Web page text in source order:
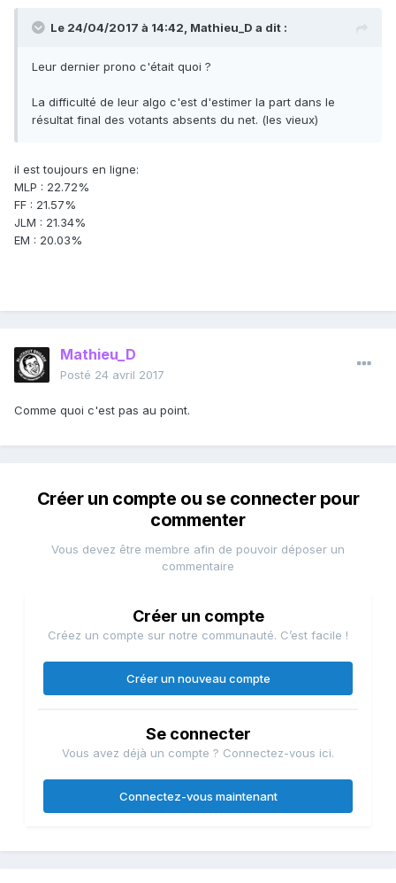
Le 24/04/2017 à 14:42, Mathieu_D a dit :
Leur dernier prono c'était quoi ?
La difficulté de leur algo c'est d'estimer la part dans le
résultat final des votants absents du net. (les vieux)
il est toujours en ligne:
MLP : 22.72%
FF : 21.57%
JLM : 21.34%
EM : 20.03%
Mathieu_D
Posté 24 avril 2017
Comme quoi c'est pas au point.
Créer un compte ou se connecter pour
commenter
Vous devez être membre afin de pouvoir déposer un
commentaire
Créer un compte
Créez un compte sur notre communauté. C’est facile !
Créer un nouveau compte
Se connecter
Vous avez déjà un compte ? Connectez-vous ici.
Connectez-vous maintenant